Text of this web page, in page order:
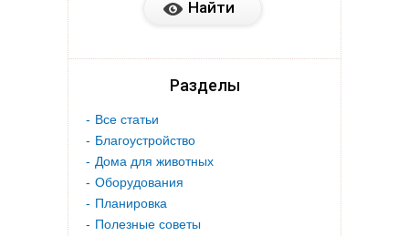
Разделы
Все статьи
Благоустройство
Дома для животных
Оборудования
Планировка
Полезные советы